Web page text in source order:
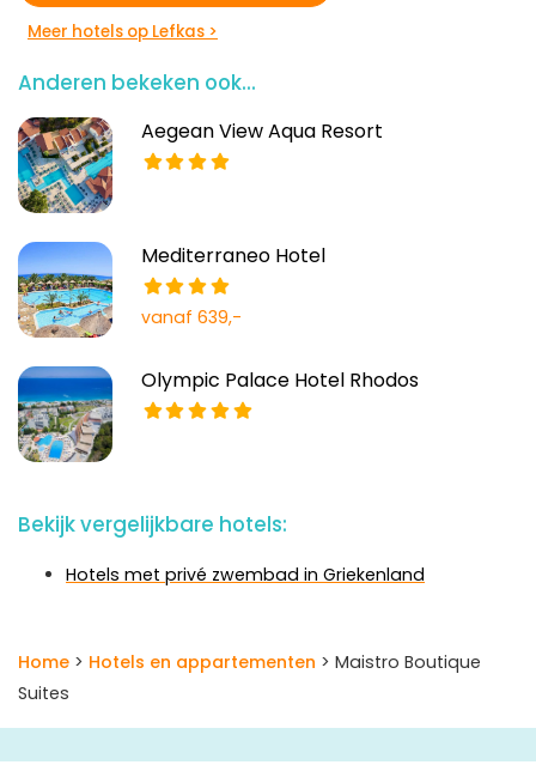
Meer hotels op Lefkas >
Anderen bekeken ook...
Aegean View Aqua Resort
Mediterraneo Hotel
vanaf 639,-
Olympic Palace Hotel Rhodos
Bekijk vergelijkbare hotels:
Hotels met privé zwembad in Griekenland
Home > Hotels en appartementen > Maistro Boutique
Suites